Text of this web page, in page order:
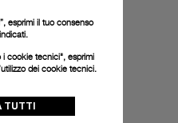
esprimi il tuo consenso
cookie tecnici", esprimi
dei cookie tecnici.
TUTTI